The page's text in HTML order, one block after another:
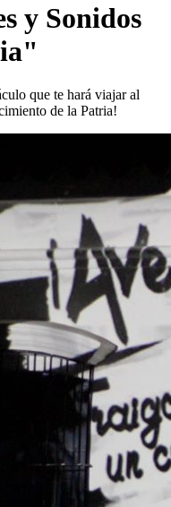
y Sonidos
que te hará viajar al
de la Patria!